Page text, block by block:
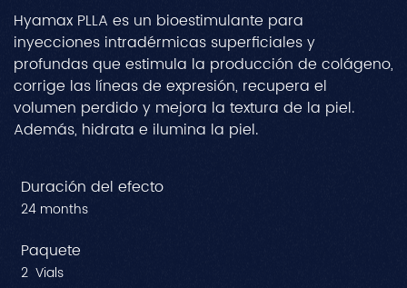
Español
Pусский
Português
العربية
Hyamax PLLA es un bioestimulante para
inyecciones intradérmicas superficiales y
profundas que estimula la producción de colágeno,
corrige las líneas de expresión, recupera el
volumen perdido y mejora la textura de la piel.
Además, hidrata e ilumina la piel.
Duración del efecto
24 months
Paquete
2 Vials